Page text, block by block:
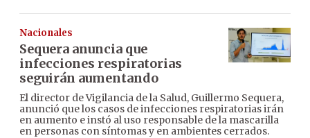
Nacionales
Sequera anuncia que
infecciones respiratorias
seguirán aumentando
El director de Vigilancia de la Salud, Guillermo Sequera,
anunció que los casos de infecciones respiratorias irán
en aumento e instó al uso responsable de la mascarilla
en personas con síntomas y en ambientes cerrados.